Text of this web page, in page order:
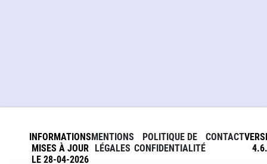
INFORMATIONS
MISES À JOUR
LE 28-04-2026
MENTIONS
LÉGALES
POLITIQUE DE
CONFIDENTIALITÉ
CONTACT